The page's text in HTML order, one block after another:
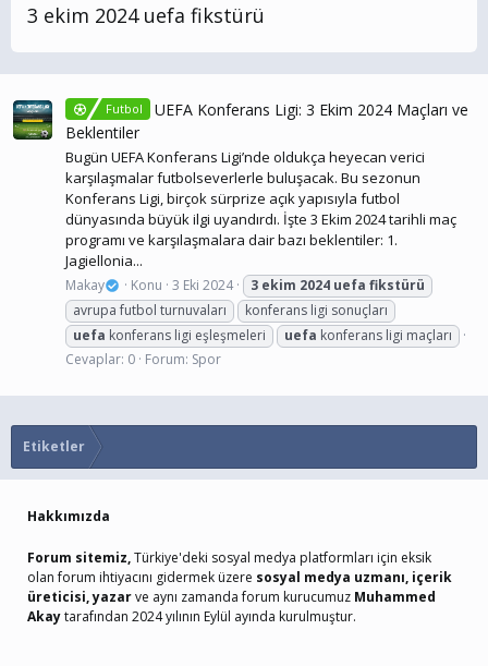
3 ekim 2024 uefa fikstürü
Futbol
UEFA Konferans Ligi: 3 Ekim 2024 Maçları ve
Beklentiler
Bugün UEFA Konferans Ligi’nde oldukça heyecan verici
karşılaşmalar futbolseverlerle buluşacak. Bu sezonun
Konferans Ligi, birçok sürprize açık yapısıyla futbol
dünyasında büyük ilgi uyandırdı. İşte 3 Ekim 2024 tarihli maç
programı ve karşılaşmalara dair bazı beklentiler: 1.
Jagiellonia...
Makay Konu 3 Eki 2024 3 ekim 2024 uefa fikstürü
avrupa futbol turnuvaları
konferans ligi sonuçları
uefa konferans ligi eşleşmeleri uefa konferans ligi maçları
Cevaplar: 0 Forum: Spor
Etiketler
Hakkımızda
Forum sitemiz,Türkiye'deki sosyal medya platformları için eksik
olan forum ihtiyacını gidermek üzere sosyal medya uzmanı, içerik
üreticisi, yazarve aynı zamanda forum kurucumuz Muhammed
Akaytarafından 2024 yılının Eylül ayında kurulmuştur.